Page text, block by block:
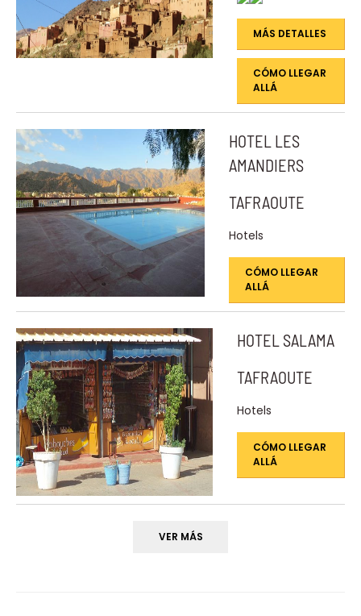
MÁS DETALLES
CÓMO LLEGAR
ALLÁ
HOTEL LES
AMANDIERS
TAFRAOUTE
Hotels
CÓMO LLEGAR
ALLÁ
HOTEL SALAMA
TAFRAOUTE
Hotels
CÓMO LLEGAR
ALLÁ
VER MÁS